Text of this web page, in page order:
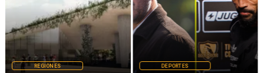
REGIONES DEPORTES